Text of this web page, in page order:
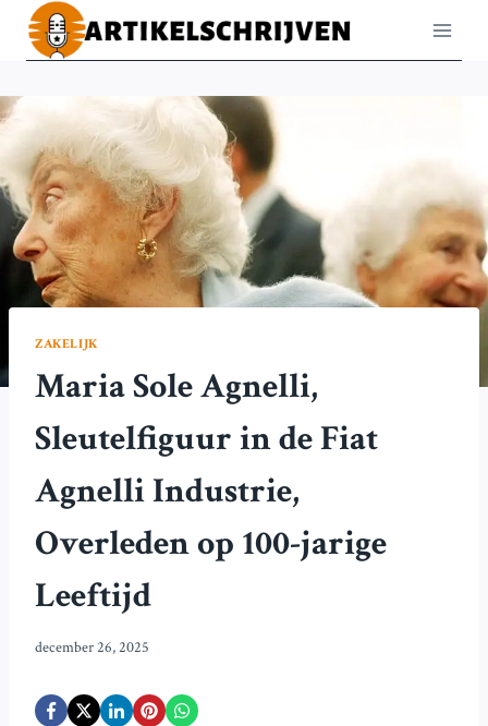
Doorgaan
naar
ZAKELIJK
Maria Sole Agnelli,
Sleutelfiguur in de Fiat
Agnelli Industrie,
Overleden op 100-jarige
Leeftijd
december 26, 2025